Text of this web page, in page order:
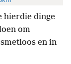
hierdie dinge
om
en in